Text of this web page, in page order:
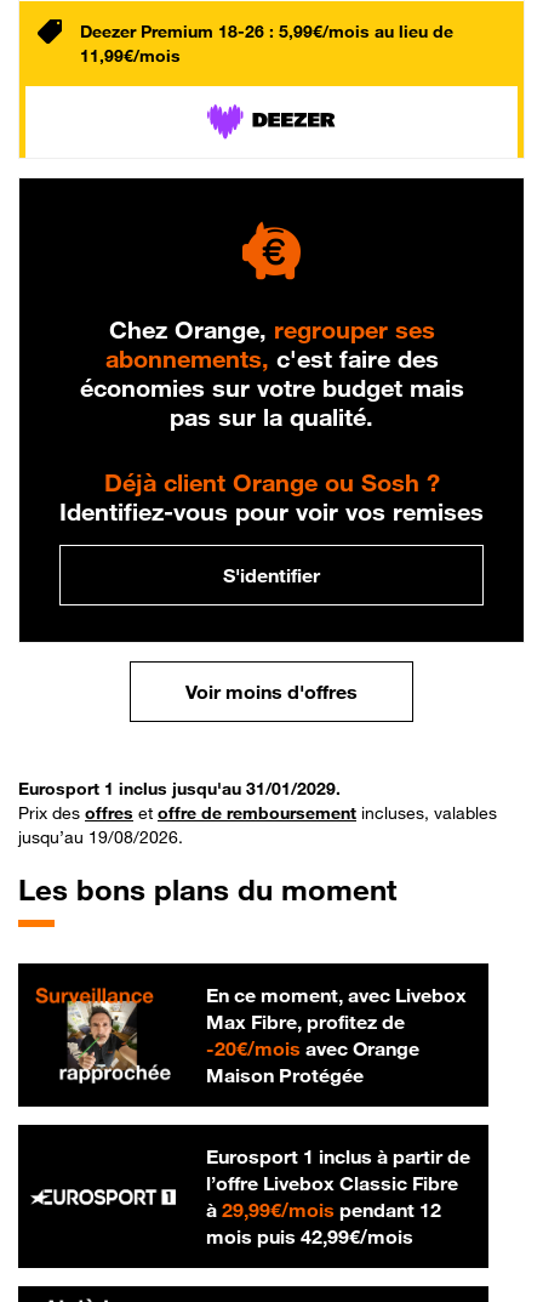
Deezer Premium 18-26 : 5,99€/mois au lieu de
11,99€/mois
Chez Orange, regrouper ses
abonnements, c'est faire des
économies sur votre budget mais
pas sur la qualité.
Déjà client Orange ou Sosh ?
Identifiez-vous pour voir vos remises
S'identifier
Voir moins d'offres
Eurosport 1 inclus jusqu'au 31/01/2029.
Prix des offres et offre de remboursement incluses, valables
jusqu’au 19/08/2026.
Les bons plans du moment
En ce moment, avec Livebox
Max Fibre, profitez de
-20€/mois20 € par mois
avec Orange
Maison Protégée
Eurosport 1 inclus à partir de
l’offre Livebox Classic Fibre
à 29,99€/mois29,99 € par mois
pendant 12
mois puis 42,99€/mois42,99 € par